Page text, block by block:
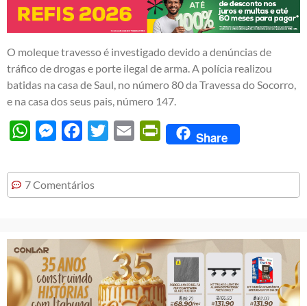
O moleque travesso é investigado devido a denúncias de
tráfico de drogas e porte ilegal de arma. A polícia realizou
batidas na casa de Saul, no número 80 da Travessa do Socorro,
e na casa dos seus pais, número 147.
WhatsAppMessengerFacebook
Twitter Email PrintFriendly
Share
7 Comentários